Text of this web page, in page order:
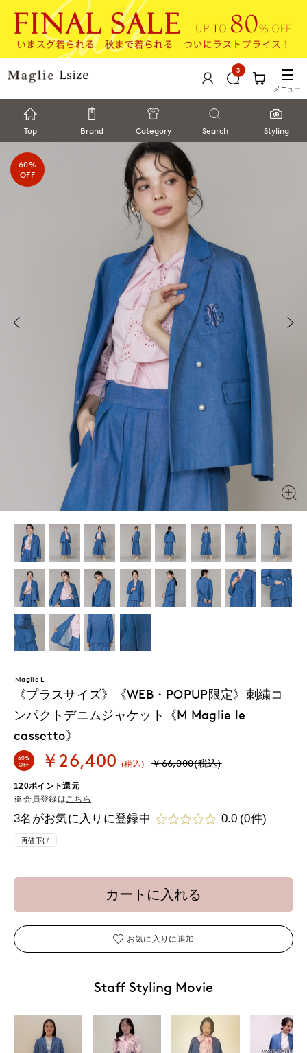
3
メニュー
Top Brand Category Search Styling
60%
OFF
Maglie L
《プラスサイズ》《WEB・POPUP限定》刺繍コ
ンパクトデニムジャケット《M Maglie le
cassetto》
60%
OFF
￥26,400 (税込) ￥66,000(税込)
120ポイント還元
会員登録は こちら
3名がお気に入りに登録中 0.0 (0件)
再値下げ
カートに入れる
お気に入りに追加
Staff Styling Movie